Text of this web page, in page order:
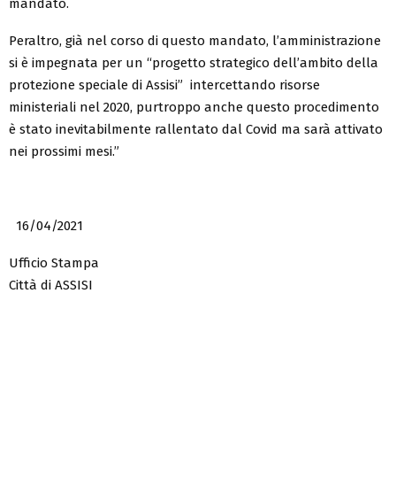
Peraltro, già nel corso di questo mandato, l’amministrazione
si è impegnata per un “progetto strategico dell’ambito della
protezione speciale di Assisi” intercettando risorse
ministeriali nel 2020, purtroppo anche questo procedimento
è stato inevitabilmente rallentato dal Covid ma sarà attivato
nei prossimi mesi.”
16/04/2021
Ufficio Stampa
Città di ASSISI